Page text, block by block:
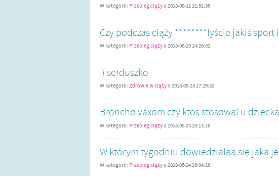
W kategorii: Przebieg ciążyo2018-08-11 11:51:36
Czy podczas ciąży ********łyście jakiś
W kategorii: Przebieg ciążyo2018-08-10 14:26:52
:) serduszko
W kategorii: Zdrowie w ciążyo2018-05-25 17:29:52
Broncho vaxom czy ktos stosowal u
W kategorii: Przebieg ciążyo2018-05-24 20:13:16
W którym tygodniu dowiedzialaa się jaka
W kategorii: Przebieg ciążyo2018-05-24 16:04:16